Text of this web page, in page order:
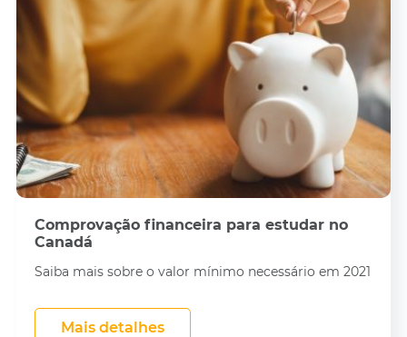
Comprovação financeira para estudar no
Canadá
Saiba mais sobre o valor mínimo necessário em 2021
Mais detalhes